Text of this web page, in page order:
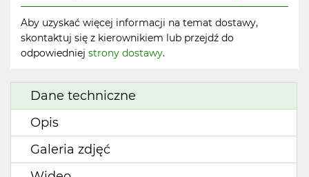
Aby uzyskać więcej informacji na temat dostawy,
skontaktuj się z kierownikiem lub przejdź do
odpowiedniej strony dostawy.
Dane techniczne
Opis
Galeria zdjęć